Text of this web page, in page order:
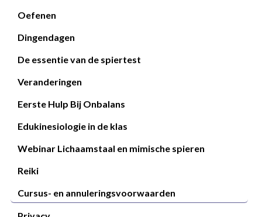
Oefenen
Dingendagen
De essentie van de spiertest
Veranderingen
Eerste Hulp Bij Onbalans
Edukinesiologie in de klas
Webinar Lichaamstaal en mimische spieren
Reiki
Cursus- en annuleringsvoorwaarden